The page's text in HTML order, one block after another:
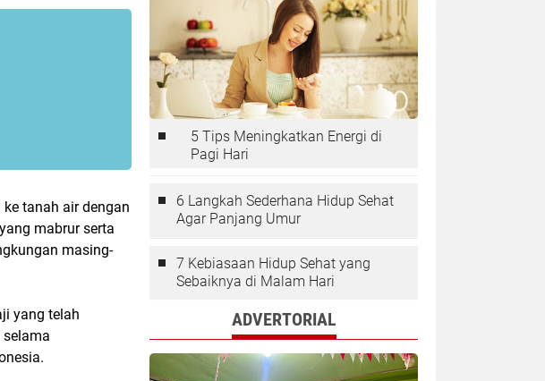
tanah air dengan
mabrur serta
masing-
yang telah
5 Tips Meningkatkan Energi di
Pagi Hari
6 Langkah Sederhana Hidup Sehat
Agar Panjang Umur
7 Kebiasaan Hidup Sehat yang
Sebaiknya di Malam Hari
ADVERTORIAL